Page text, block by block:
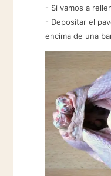
- Si vamos a
- Depositar el
encima de una